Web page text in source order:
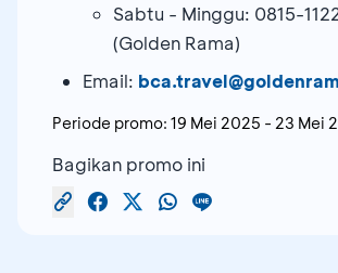
Sabtu - Minggu: 0815-
(Golden Rama)
Email:
Periode promo: 19 Mei 2025 - 23 Mei
Bagikan promo ini